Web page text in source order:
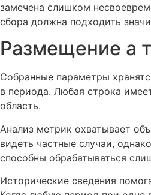
замечена слишком
сбора должна подходить
Размещение а
Собранные параметры
в периода. Любая строка
область.
Анализ метрик охватывает
видеть частные случаи,
способны обрабатываться
Исторические сведения